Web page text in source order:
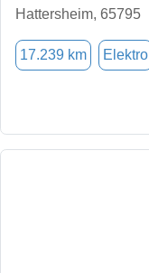
Hattersheim, 65795
17.239 km Elektro